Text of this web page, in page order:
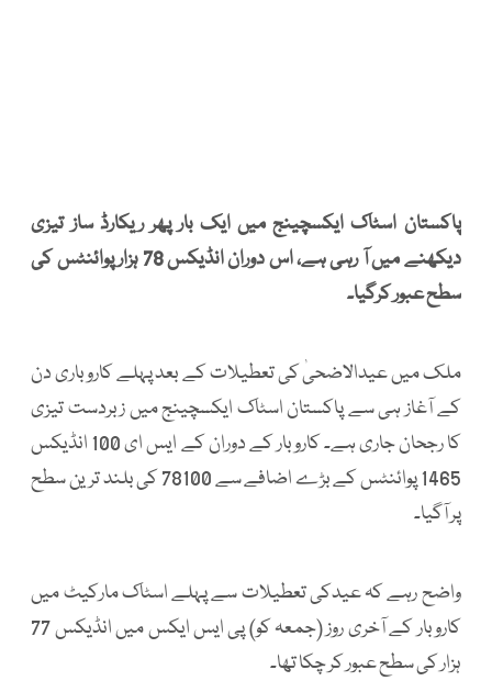
پاکستان اسٹاک ایکسچینج میں ایک بار پھر ریکارڈ ساز تیزی
دیکھنے میں آ رہی ہے، اس دوران انڈیکس 78 ہزار پوائنٹس کی
سطح عبور کرگیا۔
ملک میں عیدالاضحیٰ کی تعطیلات کے بعد پہلے کاروباری دن
کے آغاز ہی سے پاکستان اسٹاک ایکسچینج میں زبردست تیزی
کا رجحان جاری ہے۔ کاروبار کے دوران کے ایس ای 100 انڈیکس
1465 پوائنٹس کے بڑے اضافے سے 78100 کی بلند ترین سطح
پر آگیا۔
واضح رہے کہ عیدکی تعطیلات سے پہلے اسٹاک مارکیٹ میں
کاروبار کے آخری روز (جمعہ کو) پی ایس ایکس میں انڈیکس 77
ہزار کی سطح عبور کر چکا تھا۔